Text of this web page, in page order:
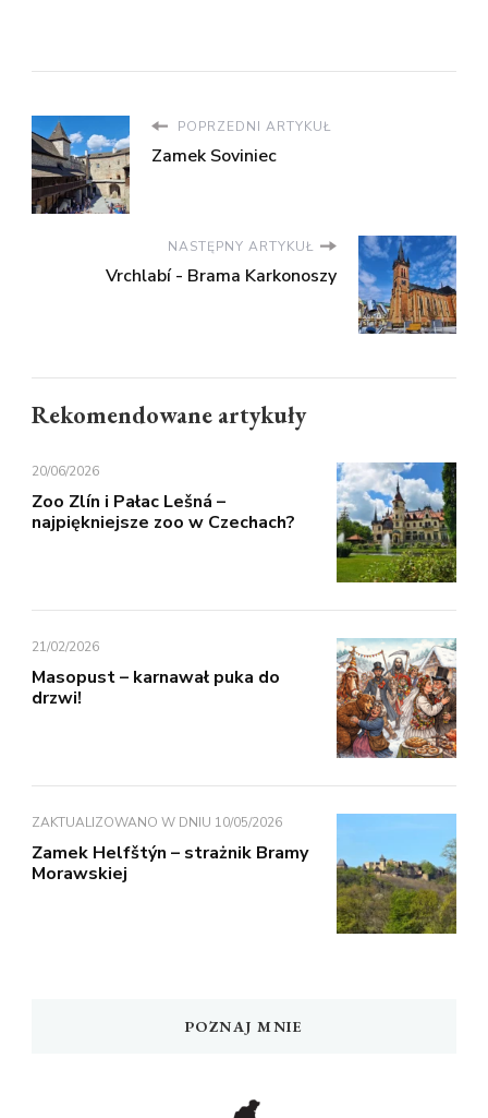
POPRZEDNI ARTYKUŁ
Zamek Soviniec
NASTĘPNY ARTYKUŁ
Vrchlabí - Brama Karkonoszy
Rekomendowane artykuły
20/06/2026
Zoo Zlín i Pałac Lešná –
najpiękniejsze zoo w Czechach?
21/02/2026
Masopust – karnawał puka do
drzwi!
ZAKTUALIZOWANO W DNIU 10/05/2026
Zamek Helfštýn – strażnik Bramy
Morawskiej
POZNAJ MNIE